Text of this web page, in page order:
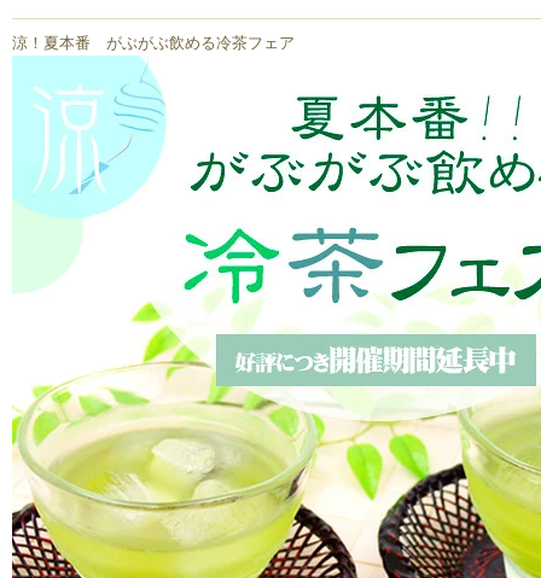
涼！夏本番 がぶがぶ飲める冷茶フェア